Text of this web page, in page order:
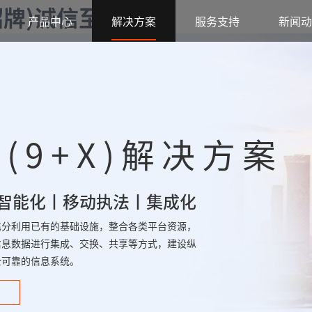
)诚信至上
产品中心 解决方案 服务支持 新闻
解决方案
能化丨移动执法丨集成化
利用已有的基础设施，整合各类平台资源，
数据进行集成、交换、共享等方式，建设纵
靠的信息系统。